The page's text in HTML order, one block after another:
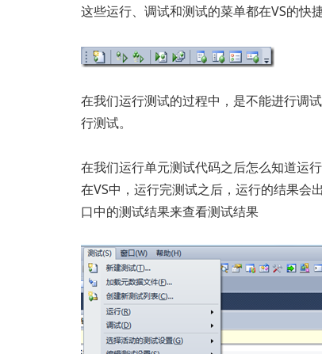
这些运行、调试和测试的菜单都在VS的快
在我们运行测试的过程中，是不能进行调
行测试。
在我们运行单元测试代码之后怎么知道运
在VS中，运行完测试之后，运行的结果会
口中的测试结果来查看测试结果